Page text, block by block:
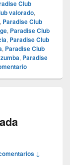
Club
valorado,
, Paradise Club
, Paradise Club
, Paradise Club
, Paradise Club
, Paradise
↓